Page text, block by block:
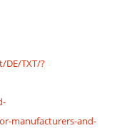
TXT/?
manufacturers-and-